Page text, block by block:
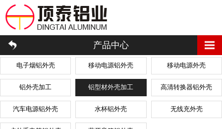
产品中心
电子烟铝外壳 移动电源铝外壳 移动电源外壳
铝外壳加工 铝型材外壳加工 高清转换器铝外壳
汽车电源铝外壳 水杯铝外壳 无线充外壳